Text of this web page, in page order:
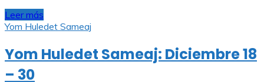
Leer más
Yom Huledet Sameaj
Yom Huledet Sameaj: Diciembre 18
– 30